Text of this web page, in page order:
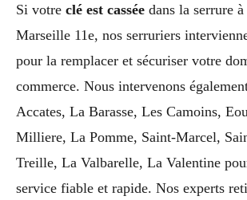
Si votre clé est cassée dans la serrure
Marseille 11e, nos serruriers
pour la remplacer et sécuriser votre
commerce. Nous intervenons
Accates, La Barasse, Les Camoins,
Milliere, La Pomme, Saint-Marcel,
Treille, La Valbarelle, La Valentine
service fiable et rapide. Nos experts